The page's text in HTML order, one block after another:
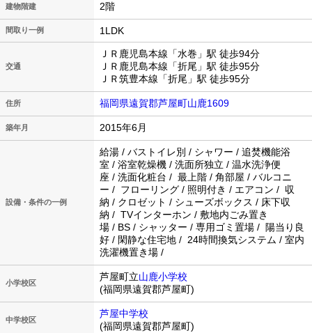
建物階建 2階
間取り一例 1LDK
交通
ＪＲ鹿児島本線「水巻」駅 徒歩94分
ＪＲ鹿児島本線「折尾」駅 徒歩95分
ＪＲ筑豊本線「折尾」駅 徒歩95分
住所 福岡県遠賀郡芦屋町山鹿1609
築年月 2015年6月
設備・条件の一例
給湯 / バストイレ別 / シャワー / 追焚機能浴
室 / 浴室乾燥機 / 洗面所独立 / 温水洗浄便
座 / 洗面化粧台 / 最上階 / 角部屋 / バルコニ
ー / フローリング / 照明付き / エアコン / 収
納 / クロゼット / シューズボックス / 床下収
納 / TVインターホン / 敷地内ごみ置き
場 / BS / シャッター / 専用ゴミ置場 / 陽当り良
好 / 閑静な住宅地 / 24時間換気システム / 室内
洗濯機置き場 /
小学校区
芦屋町立山鹿小学校
(福岡県遠賀郡芦屋町)
中学校区
芦屋中学校
(福岡県遠賀郡芦屋町)